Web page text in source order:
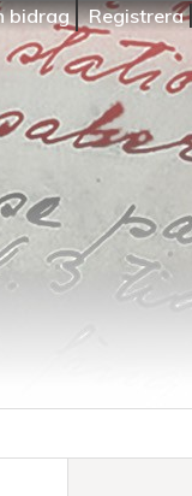
bidrag Registrera